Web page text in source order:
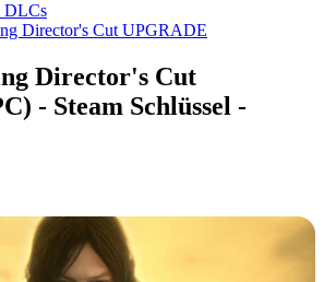
DLCs
Director's Cut UPGRADE
Director's Cut
- Steam Schlüssel -